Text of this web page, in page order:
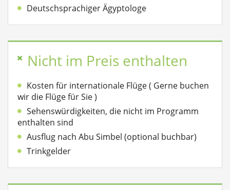
Deutschsprachiger Ägyptologe
Nicht im Preis enthalten
Kosten für internationale Flüge ( Gerne buchen
wir die Flüge für Sie )
Sehenswürdigkeiten, die nicht im Programm
enthalten sind
Ausflug nach Abu Simbel (optional buchbar)
Trinkgelder